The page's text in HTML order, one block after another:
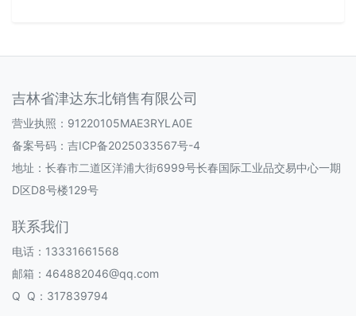
吉林省津达东北销售有限公司
营业执照：91220105MAE3RYLA0E
备案号码： 吉ICP备2025033567号-4
地址：长春市二道区洋浦大街6999号长春国际工业品交易中心一期
D区D8号楼129号
联系我们
电话：13331661568
邮箱：464882046@qq.com
Q Q：317839794